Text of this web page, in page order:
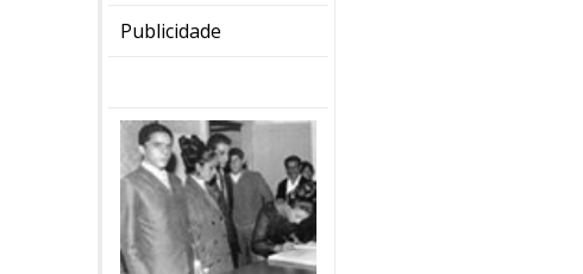
Publicidade